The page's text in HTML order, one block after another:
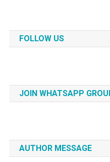
FOLLOW US
JOIN WHATSAPP
AUTHOR MESSAGE